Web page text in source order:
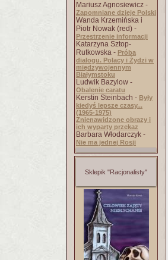
Mariusz Agnosiewicz -
Zapomniane dzieje Polski
Wanda Krzemińska i
Piotr Nowak (red) -
Przestrzenie informacji
Katarzyna Sztop-
Rutkowska - Próba
dialogu. Polacy i Żydzi w
międzywojennym
Białymstoku
Ludwik Bazylow -
Obalenie caratu
Kerstin Steinbach - Były
kiedyś lepsze czasy...
(1965-1975)
Znienawidzone obrazy i
ich wyparty przekaz
Barbara Włodarczyk -
Nie ma jednej Rosji
Sklepik "Racjonalisty"